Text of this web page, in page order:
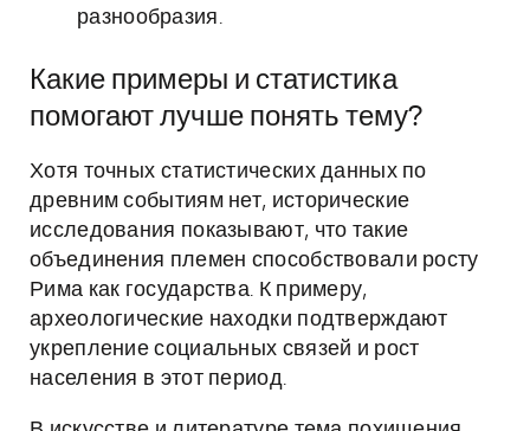
разнообразия.
Какие примеры и статистика
помогают лучше понять тему?
Хотя точных статистических данных по
древним событиям нет, исторические
исследования показывают, что такие
объединения племен способствовали росту
Рима как государства. К примеру,
археологические находки подтверждают
укрепление социальных связей и рост
населения в этот период.